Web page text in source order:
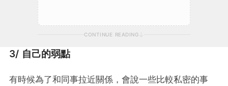
CONTINUE READING
3/ 自己的弱點
有時候為了和同事拉近關係，會說一些比較私密的事